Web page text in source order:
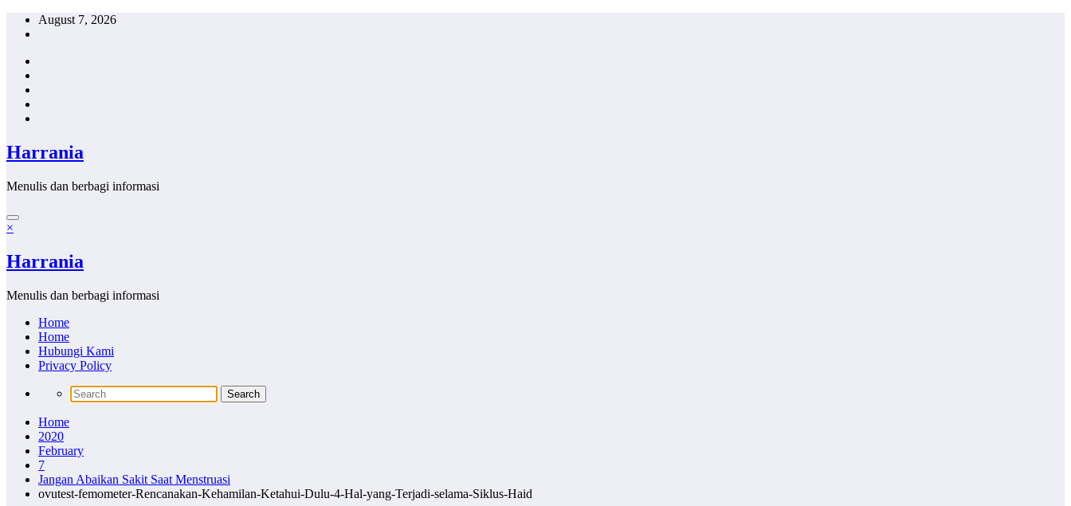
Skip
August 7, 2026
Harrania
Menulis dan berbagi informasi
×
Harrania
Menulis dan berbagi informasi
Home
Home
Hubungi Kami
Privacy Policy
Home
2020
February
7
Jangan Abaikan Sakit Saat Menstruasi
ovutest-femometer-Rencanakan-Kehamilan-Ketahui-Dulu-4-Hal-yang-Terjadi-selama-Siklus-Haid